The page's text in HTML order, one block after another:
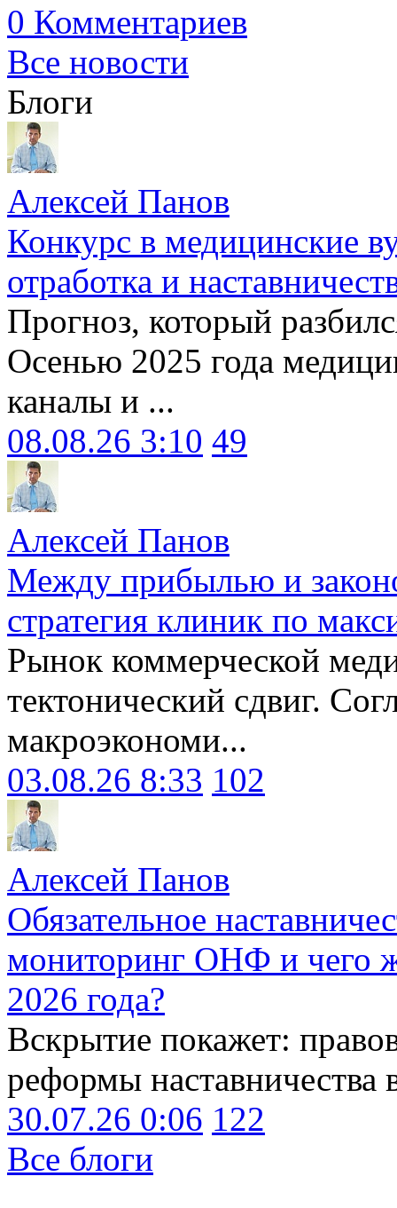
0 Комментариев
Все новости
Блоги
Алексей Панов
Конкурс в медицинские
отработка и
Прогноз, который
Осенью 2025 года
каналы и ...
08.08.26 3:10 49
Алексей Панов
Между прибылью и
стратегия клиник по
Рынок коммерческой
тектонический сдвиг.
макроэкономи...
03.08.26 8:33 102
Алексей Панов
Обязательное
мониторинг ОНФ и чего
2026 года?
Вскрытие покажет:
реформы наставничества
30.07.26 0:06 122
Все блоги